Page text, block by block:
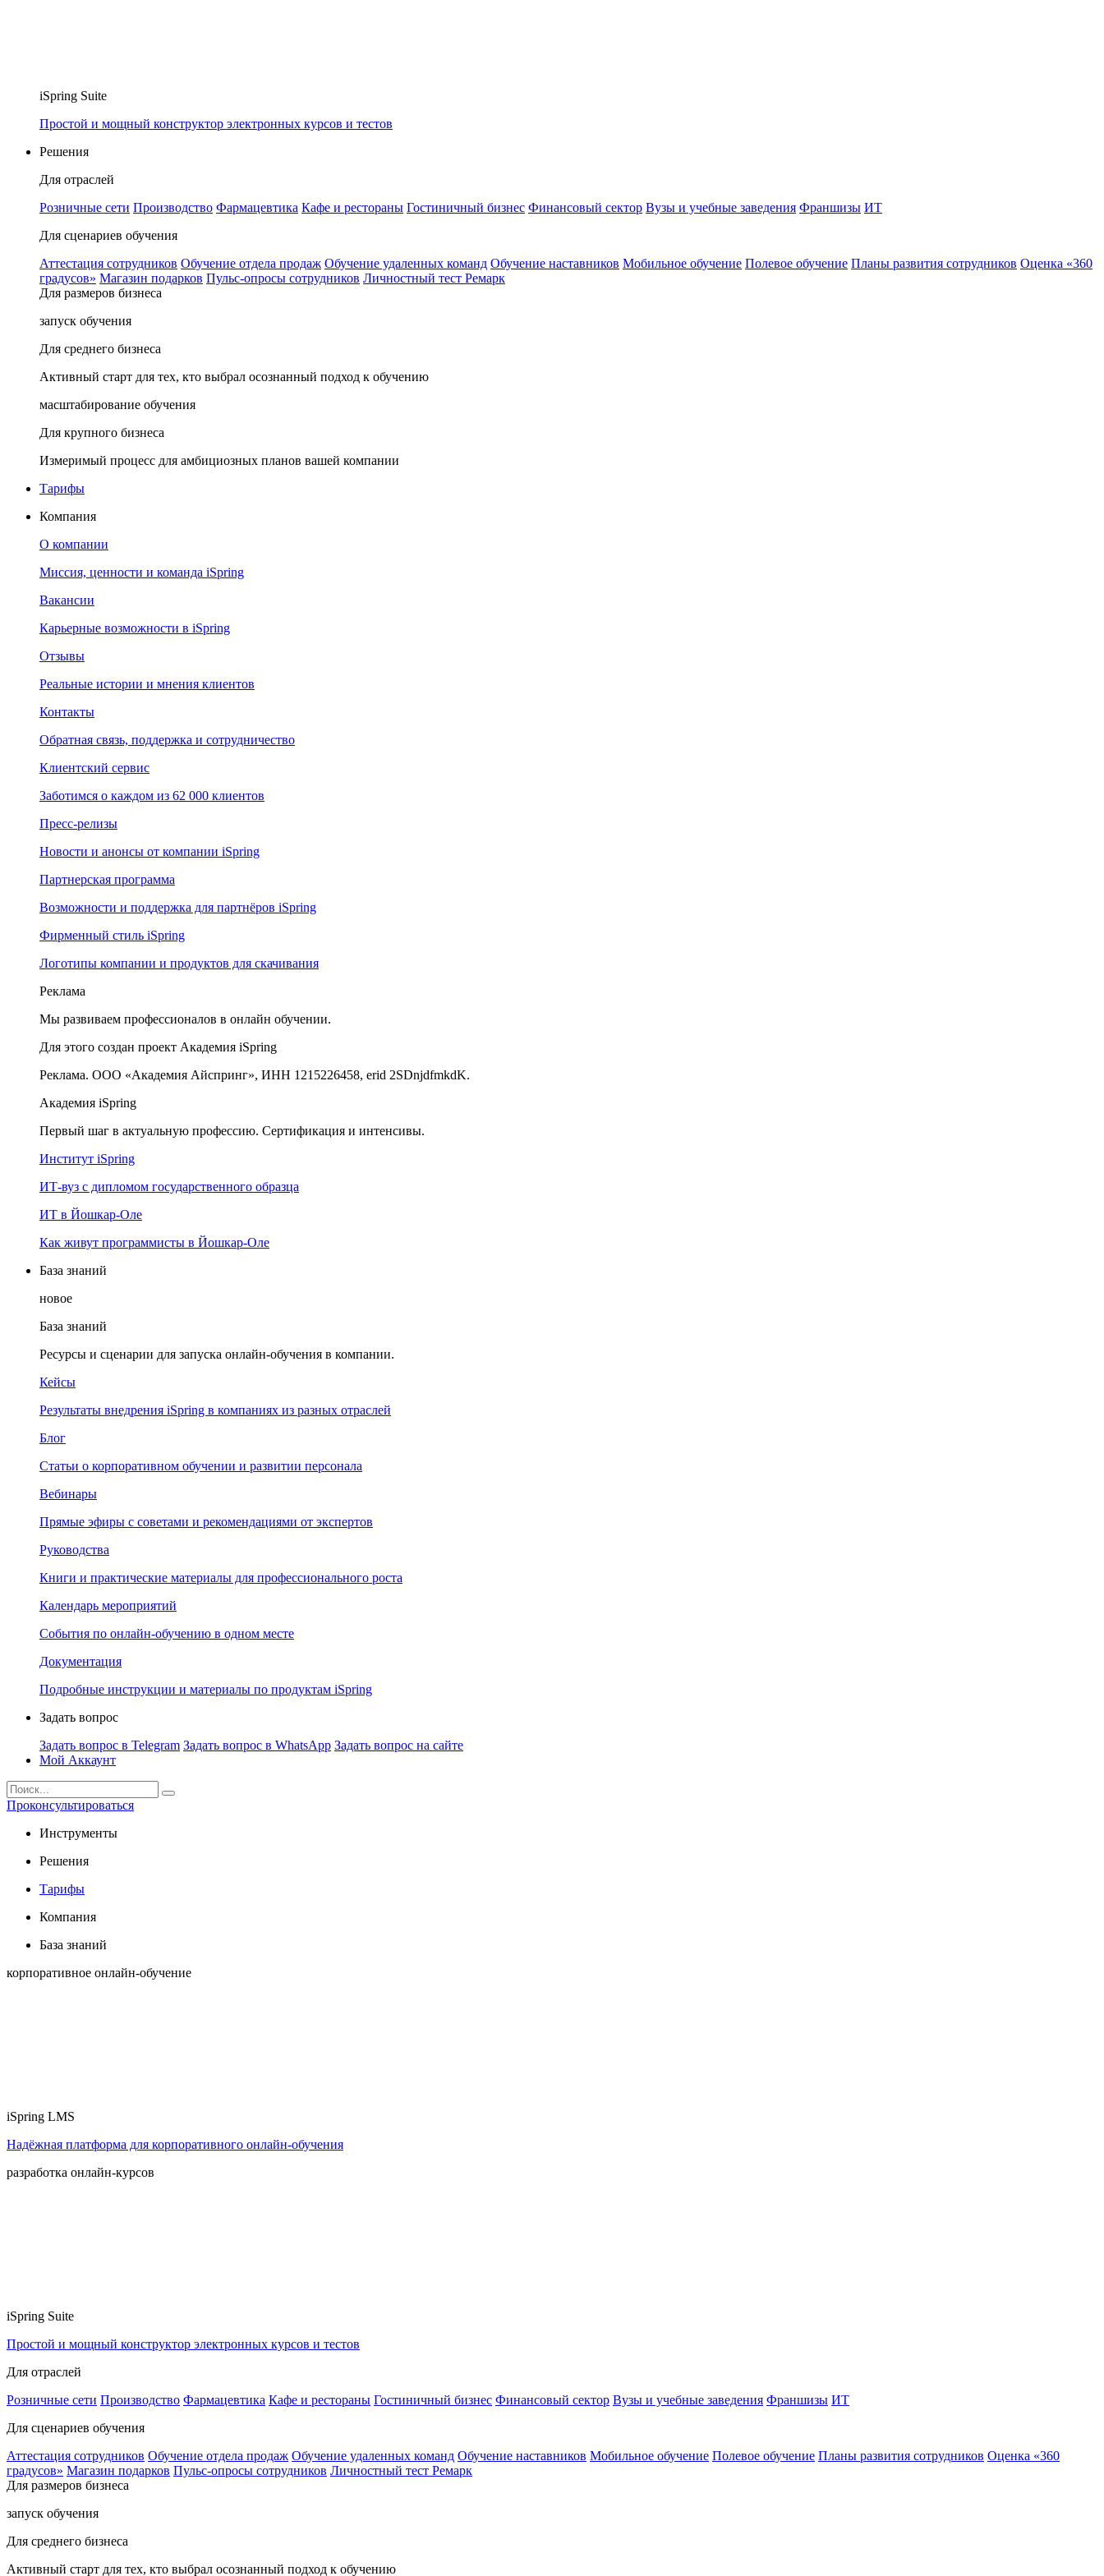
iSpring Suite
Простой и мощный конструктор электронных курсов и тестов
Решения
Для отраслей
Розничные сети Производство Фармацевтика Кафе и рестораны Гостиничный бизнес Финансовый сектор Вузы и учебные заведения Франшизы ИТ
Для сценариев обучения
Аттестация сотрудников Обучение отдела продаж Обучение удаленных команд Обучение наставников Мобильное обучение Полевое обучение Планы развития сотрудников Оценка «360
градусов» Магазин подарков Пульс-опросы сотрудников Личностный тест Ремарк
Для размеров бизнеса
запуск обучения
Для среднего бизнеса
Активный старт для тех, кто выбрал осознанный подход к обучению
масштабирование обучения
Для крупного бизнеса
Измеримый процесс для амбициозных планов вашей компании
Тарифы
Компания
О компании
Миссия, ценности и команда iSpring
Вакансии
Карьерные возможности в iSpring
Отзывы
Реальные истории и мнения клиентов
Контакты
Обратная связь, поддержка и сотрудничество
Клиентский сервис
Заботимся о каждом из 62 000 клиентов
Пресс-релизы
Новости и анонсы от компании iSpring
Партнерская программа
Возможности и поддержка для партнёров iSpring
Фирменный стиль iSpring
Логотипы компании и продуктов для скачивания
Реклама
Мы развиваем профессионалов в онлайн обучении.
Для этого создан проект Академия iSpring
Реклама. ООО «Академия Айспринг», ИНН 1215226458, erid 2SDnjdfmkdK.
Академия iSpring
Первый шаг в актуальную профессию. Сертификация и интенсивы.
Институт iSpring
ИТ-вуз с дипломом государственного образца
ИТ в Йошкар-Оле
Как живут программисты в Йошкар‑Оле
База знаний
новое
База знаний
Ресурсы и сценарии для запуска онлайн-обучения в компании.
Кейсы
Результаты внедрения iSpring в компаниях из разных отраслей
Блог
Статьи о корпоративном обучении и развитии персонала
Вебинары
Прямые эфиры с советами и рекомендациями от экспертов
Руководства
Книги и практические материалы для профессионального роста
Календарь мероприятий
События по онлайн-обучению в одном месте
Документация
Подробные инструкции и материалы по продуктам iSpring
Задать вопрос
Задать вопрос в Telegram Задать вопрос в WhatsApp Задать вопрос на сайте
Мой Аккаунт
Проконсультироваться
Инструменты
Решения
Тарифы
Компания
База знаний
корпоративное онлайн-обучение
iSpring LMS
Надёжная платформа для корпоративного онлайн‑обучения
разработка онлайн-курсов
iSpring Suite
Простой и мощный конструктор электронных курсов и тестов
Для отраслей
Розничные сети Производство Фармацевтика Кафе и рестораны Гостиничный бизнес Финансовый сектор Вузы и учебные заведения Франшизы ИТ
Для сценариев обучения
Аттестация сотрудников Обучение отдела продаж Обучение удаленных команд Обучение наставников Мобильное обучение Полевое обучение Планы развития сотрудников Оценка «360
градусов» Магазин подарков Пульс-опросы сотрудников Личностный тест Ремарк
Для размеров бизнеса
запуск обучения
Для среднего бизнеса
Активный старт для тех, кто выбрал осознанный подход к обучению